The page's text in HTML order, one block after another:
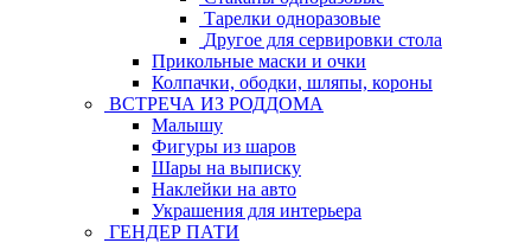
Тарелки одноразовые
Другое для сервировки стола
Прикольные маски и очки
Колпачки, ободки, шляпы, короны
ВСТРЕЧА ИЗ РОДДОМА
Малышу
Фигуры из шаров
Шары на выписку
Наклейки на авто
Украшения для интерьера
ГЕНДЕР ПАТИ